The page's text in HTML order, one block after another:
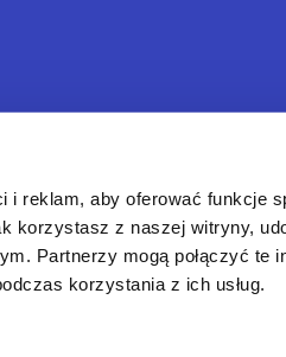
reklam, aby oferować funkcje
korzystasz z naszej witryny,
Partnerzy mogą połączyć te
korzystania z ich usług.